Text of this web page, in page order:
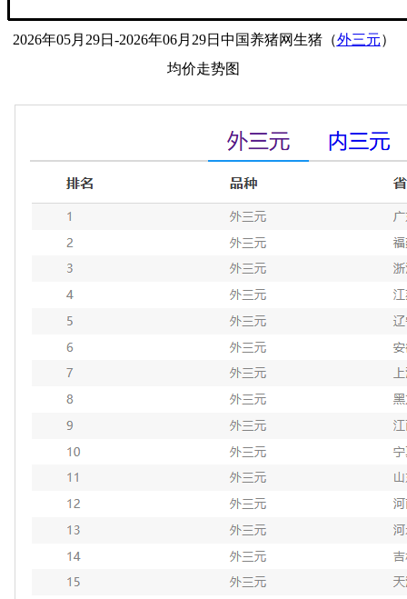
2026年05月29日-2026年06月29日中国养猪网生猪（外三元）
均价走势图